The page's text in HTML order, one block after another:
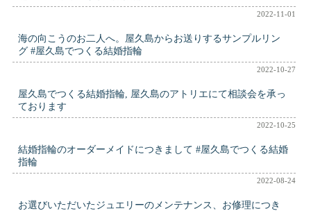
2022-11-01
海の向こうのお二人へ。屋久島からお送りするサンプルリン
グ #屋久島でつくる結婚指輪
2022-10-27
屋久島でつくる結婚指輪, 屋久島のアトリエにて相談会を承っ
ております
2022-10-25
結婚指輪のオーダーメイドにつきまして #屋久島でつくる結婚
指輪
2022-08-24
お選びいただいたジュエリーのメンテナンス、お修理につき